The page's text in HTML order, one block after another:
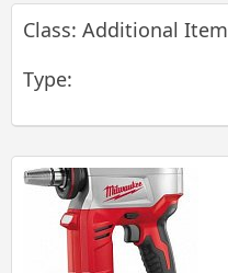
Class: Additional
Type: